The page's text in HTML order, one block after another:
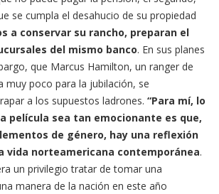
se cumpla el desahucio de su propiedad
a conservar su rancho, preparan el
del mismo banco. En sus planes
que Marcus Hamilton, un ranger de
muy poco para la jubilación, se
a los supuestos ladrones. “Para mí, lo
película sea tan emocionante es que,
de género, hay una reflexión
vida norteamericana contemporánea.
un privilegio tratar de tomar una
manera de la nación en este año